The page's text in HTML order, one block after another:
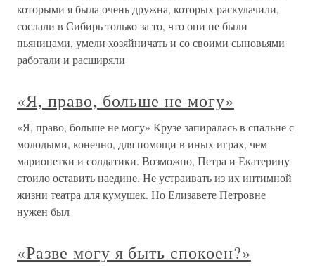
которыми я была очень дружна, которых раскулачили,
сослали в Сибирь только за то, что они не были
пьяницами, умели хозяйничать и со своими сыновьями
работали и расширяли
«Я, право, больше не могу»
«Я, право, больше не могу» Крузе запиралась в спальне с
молодыми, конечно, для помощи в иных играх, чем
марионетки и солдатики. Возможно, Петра и Екатерину
стоило оставить наедине. Не устраивать из их интимной
жизни театра для кумушек. Но Елизавете Петровне
нужен был
«Разве могу я быть спокоен?»